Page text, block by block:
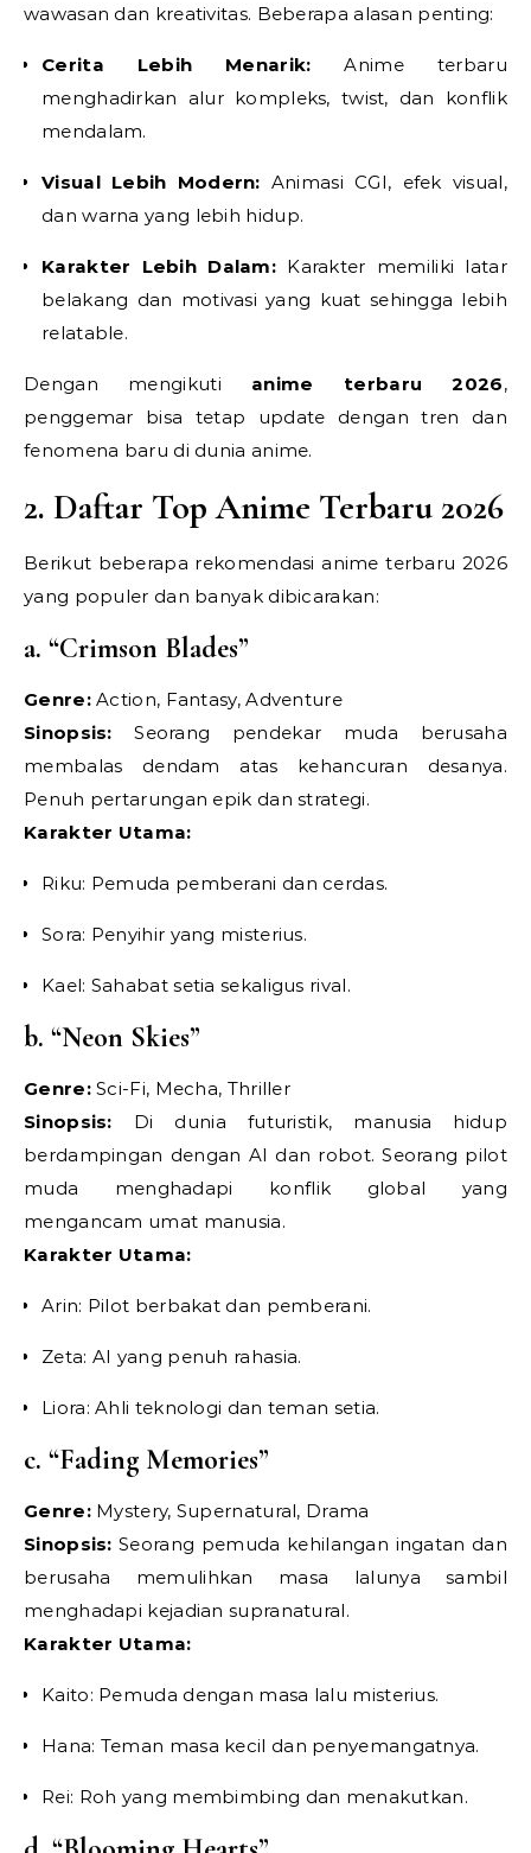
wawasan dan kreativitas. Beberapa alasan penting:
Cerita Lebih Menarik: Anime terbaru
menghadirkan alur kompleks, twist, dan konflik
mendalam.
Visual Lebih Modern: Animasi CGI, efek visual,
dan warna yang lebih hidup.
Karakter Lebih Dalam: Karakter memiliki latar
belakang dan motivasi yang kuat sehingga lebih
relatable.
Dengan mengikuti anime terbaru 2026,
penggemar bisa tetap update dengan tren dan
fenomena baru di dunia anime.
2. Daftar Top Anime Terbaru 2026
Berikut beberapa rekomendasi anime terbaru 2026
yang populer dan banyak dibicarakan:
a. “Crimson Blades”
Genre:Action, Fantasy, Adventure
Sinopsis: Seorang pendekar muda berusaha
membalas dendam atas kehancuran desanya.
Penuh pertarungan epik dan strategi.
Karakter Utama:
Riku: Pemuda pemberani dan cerdas.
Sora: Penyihir yang misterius.
Kael: Sahabat setia sekaligus rival.
b. “Neon Skies”
Genre:Sci-Fi, Mecha, Thriller
Sinopsis: Di dunia futuristik, manusia hidup
berdampingan dengan AI dan robot. Seorang pilot
muda menghadapi konflik global yang
mengancam umat manusia.
Karakter Utama:
Arin: Pilot berbakat dan pemberani.
Zeta: AI yang penuh rahasia.
Liora: Ahli teknologi dan teman setia.
c. “Fading Memories”
Genre:Mystery, Supernatural, Drama
Sinopsis: Seorang pemuda kehilangan ingatan dan
berusaha memulihkan masa lalunya sambil
menghadapi kejadian supranatural.
Karakter Utama:
Kaito: Pemuda dengan masa lalu misterius.
Hana: Teman masa kecil dan penyemangatnya.
Rei: Roh yang membimbing dan menakutkan.